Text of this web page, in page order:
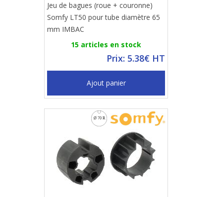
Jeu de bagues (roue + couronne)
Somfy LT50 pour tube diamètre 65
mm IMBAC
15 articles en stock
Prix: 5.38€ HT
Ajout panier